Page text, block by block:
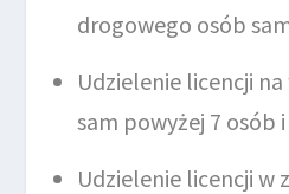
drogowego osób
Udzielenie licencji
sam powyżej 7 osób
Udzielenie licencji w